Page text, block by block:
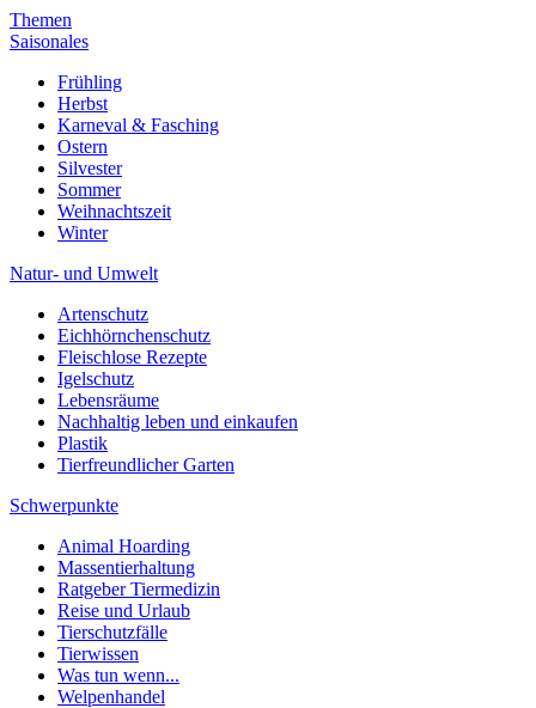
Themen
Saisonales
Frühling
Herbst
Karneval & Fasching
Ostern
Silvester
Sommer
Weihnachtszeit
Winter
Natur- und Umwelt
Artenschutz
Eichhörnchenschutz
Fleischlose Rezepte
Igelschutz
Lebensräume
Nachhaltig leben und einkaufen
Plastik
Tierfreundlicher Garten
Schwerpunkte
Animal Hoarding
Massentierhaltung
Ratgeber Tiermedizin
Reise und Urlaub
Tierschutzfälle
Tierwissen
Was tun wenn...
Welpenhandel